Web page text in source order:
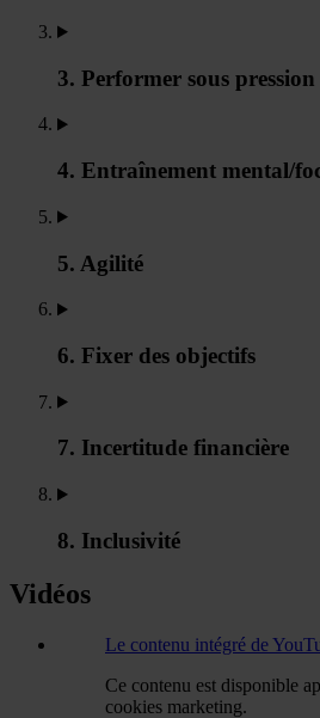
3. Performer sous pression
4. Entraînement mental/
5. Agilité
6. Fixer des objectifs
7. Incertitude financière
8. Inclusivité
Vidéos
Le contenu intégré de
Ce contenu est disponible
cookies marketing.